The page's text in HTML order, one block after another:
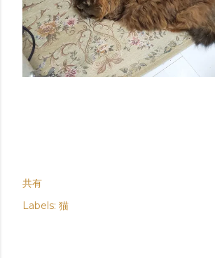
共有
Labels: 猫